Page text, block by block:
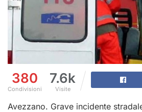
380
Condivisioni
7.6k
Visite
Avezzano. Grave incidente